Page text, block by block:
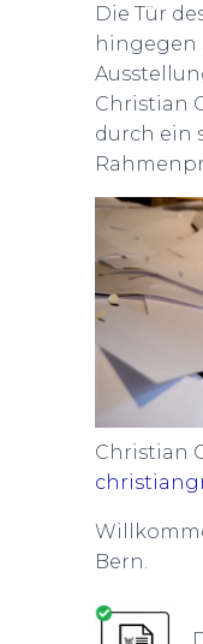
Die Tür
hingegen
Christian
durch ein
Christian
Bern.